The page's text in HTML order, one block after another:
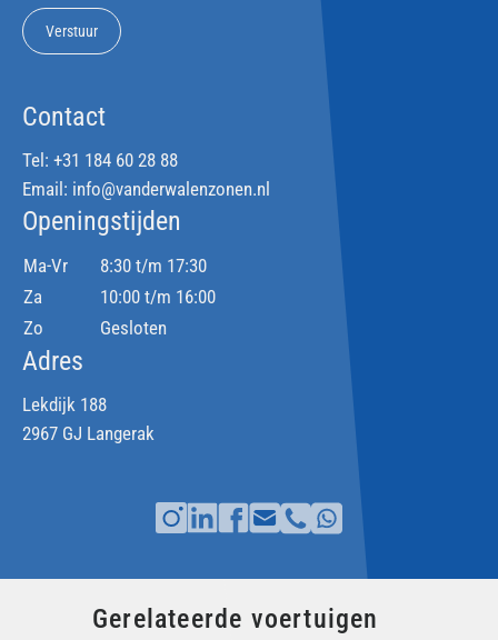
Verstuur
Contact
Tel: +31 184 60 28 88
Email: info@vanderwalenzonen.nl
Openingstijden
Ma-Vr
8:30 t/m 17:30
Za
10:00 t/m 16:00
Zo
Gesloten
Adres
Lekdijk 188
2967 GJ Langerak
Gerelateerde voertuigen